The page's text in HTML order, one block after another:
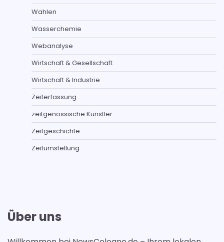
Wahlen
Wasserchemie
Webanalyse
Wirtschaft & Gesellschaft
Wirtschaft & Industrie
Zeiterfassung
zeitgenössische Künstler
Zeitgeschichte
Zeitumstellung
Über uns